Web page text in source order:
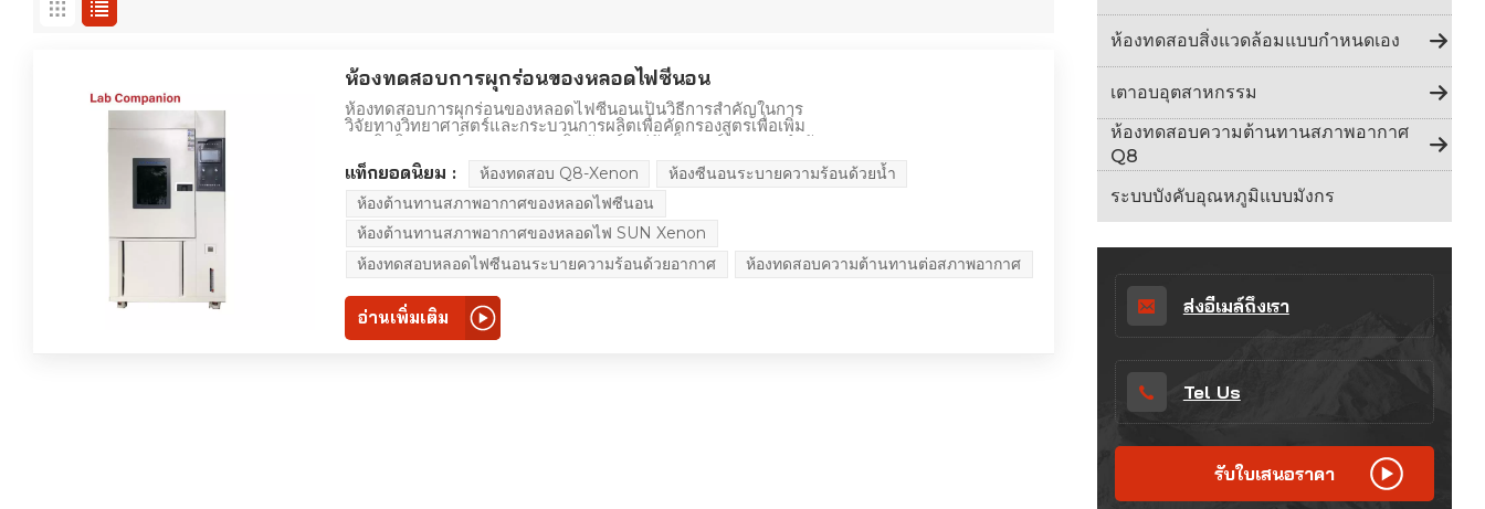
Indonesia
ภาษาไทย
日本語
Tiếng Việt
中文
ห้องทดสอบสิ่งแวดล้อมแบบกำหนดเอง
เตาอบอุตสาหกรรม
ห้องทดสอบความต้านทานสภาพอากาศ
Q8
ระบบบังคับอุณหภูมิแบบมังกร
ส่งอีเมล์ถึงเรา
Tel Us
รับใบเสนอราคา
ห้องทดสอบการผุกร่อนของหลอดไฟซีนอน
ห้องทดสอบการผุกร่อนของหลอดไฟซีนอนเป็นวิธีการสำคัญในการ
วิจัยทางวิทยาศาสตร์และกระบวนการผลิตเพื่อคัดกรองสูตรเพื่อเพิ่ม
ประสิทธิภาพองค์ประกอบของผลิตภัณฑ์ แต่ยังเป็นองค์ประกอบสำคัญ
ของการตรวจสอบคุณภาพผลิตภัณฑ์ การใช้สื่อ เช่น การเคลือบ
พลาสติก แผงอลูมิเนียม-พลาสติก รวมถึงกระจกนิรภัยยานยนต์และ
มาตรฐานผลิตภัณฑ์อื่นๆ จำเป็นต่อการทดสอบการผุกร่อน ปัจจัยหลักที่
ทำให้วัสดุเสื่อมสภาพคือแสงแดดและความชื้น ห้องทดสอบการผุกร่อน
สามารถจำลองอันตรายที่เกิดจากแสงแดด ฝน และน้ำค้าง การใช้
หลอดไฟซีนอนเพื่อจำลองผลของแสงแดด การใช้ความชื้นควบแน่น
เพื่อจำลองฝนและน้ำค้าง วัสดุที่ทดสอบจะถูกวางไว้ในโปรแกรมสลับ
วงจรอุณหภูมิแสงและความชื้นที่แน่นอนสำหรับการทดสอบ โดย
ภายในไม่กี่วันหรือไม่กี่สัปดาห์ ก็สามารถจำลองอันตรายจาก
เหตุการณ์กลางแจ้งได้เป็นเดือนหรือเป็นปี ข้อมูลการทดสอบการผุ
กร่อนแบบเร่งด้วยตนเองสามารถช่วยในการเลือกวัสดุใหม่ การปรับ
เปลี่ยนวัสดุที่มีอยู่ และการประเมินว่าการเปลี่ยนแปลงในสูตรมีผลต่อ
แท็กยอดนิยม : ห้องทดสอบ Q8-Xenon
ห้องซีนอนระบายความร้อนด้วยน้ำ
ห้องต้านทานสภาพอากาศของหลอดไฟซีนอน
ห้องต้านทานสภาพอากาศของหลอดไฟ SUN Xenon
ห้องทดสอบหลอดไฟซีนอนระบายความร้อนด้วยอากาศ
ห้องทดสอบความต้านทานต่อสภาพอากาศ
อ่านเพิ่มเติม